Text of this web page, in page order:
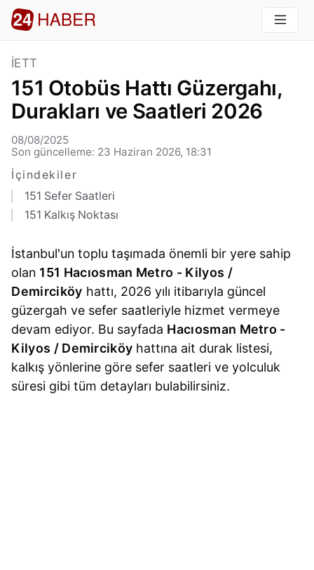
İETT
151 Otobüs Hattı Güzergahı,
Durakları ve Saatleri 2026
08/08/2025
Son güncelleme: 23 Haziran 2026, 18:31
İçindekiler
151 Sefer Saatleri
151 Kalkış Noktası
İstanbul'un toplu taşımada önemli bir yere sahip
olan 151 Hacıosman Metro - Kilyos /
Demirciköy hattı, 2026 yılı itibarıyla güncel
güzergah ve sefer saatleriyle hizmet vermeye
devam ediyor. Bu sayfada Hacıosman Metro -
Kilyos / Demirciköy hattına ait durak listesi,
kalkış yönlerine göre sefer saatleri ve yolculuk
süresi gibi tüm detayları bulabilirsiniz.